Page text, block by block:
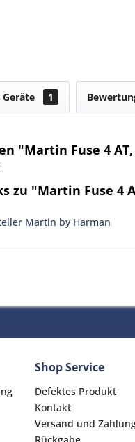
Geräte 1
"Martin Fuse 4
zu "Martin Fuse 4
Martin by Harman
Shop Service
Defektes Produkt
Kontakt
Versand und